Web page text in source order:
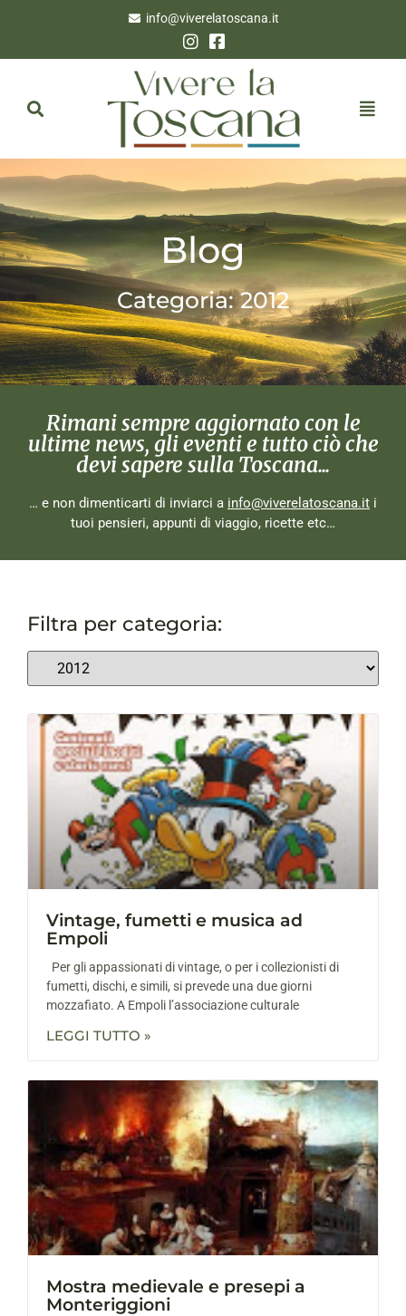
info@viverelatoscana.it
Blog
Categoria: 2012
Rimani sempre aggiornato con le
ultime news, gli eventi e tutto ciò che
devi sapere sulla Toscana...
… e non dimenticarti di inviarci a info@viverelatoscana.it i
tuoi pensieri, appunti di viaggio, ricette etc…
Filtra per categoria:
Vintage, fumetti e musica ad
Empoli
Per gli appassionati di vintage, o per i collezionisti di
fumetti, dischi, e simili, si prevede una due giorni
mozzafiato. A Empoli l’associazione culturale
LEGGI TUTTO »
Mostra medievale e presepi a
Monteriggioni